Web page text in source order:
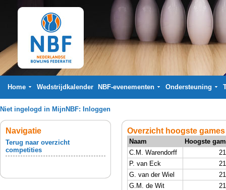
Home Wedstrijdkalender NBF-evenementen Ondersteuning
Niet ingelogd in MijnNBF: Inloggen
Navigatie
Terug naar overzicht
competities
Overzicht hoogste
Naam
Hoogste
C.M. Warendorff
P. van Eck
G. van der Wiel
G.M. de Wit